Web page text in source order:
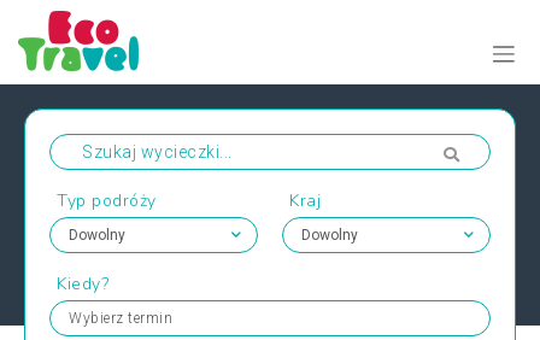
Typ podróży Kraj
Kiedy?
Wybierz termin